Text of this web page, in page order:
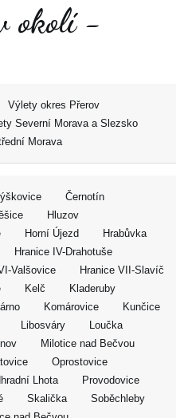
okolí -
Výlety okres Přerov
Severní Morava a Slezsko
Morava
Černotín
Hluzov
Horní Újezd
Hrabůvka
Hranice IV-Drahotuše
Valšovice
Hranice VII-Slavíč
Kelč
Kladeruby
Komárovice
Kunčice
Libosváry
Loučka
Milotice nad Bečvou
Oprostovice
Lhota
Provodovice
Skalička
Soběchleby